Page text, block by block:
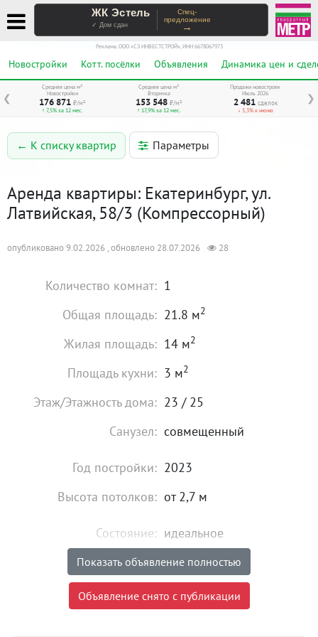
ЖК Эстель
✓ Дом сдан
Спец-
предложение
→
Реклама. ООО «СЗ ИНВЕСТСТРОЙ», ИНН 6678067973
Новостройки Котт. посёлки Объявления Динамика цен и
❮ ❯
Средняя цена м²
Новостройки
176 871 ₽/м²
↑ 7,5% за 12 мес.
Средняя цена м²
Вторичка
153 548 ₽/м²
↑ 17,9% за 12 мес.
Продажи новостроек
Июль 2026
2 481 сделок
↓ 5,3% к июню
← К списку квартир Параметры
Аренда квартиры: Екатеринбург, ул.
Латвийская, 58/3 (Компрессорный)
опубликовано 9.02.2026 , обновлено 28.07.2026 28
Количество комнат: 1
Общая площадь: 21.8 м2
Жилая площадь: 14 м2
Площадь кухни: 3 м2
Этаж/Этажность дома: 23 / 25
Санузел: совмещенный
Год постройки: 2023
Высота потолков: от 2,7 м
Состояние: идеальное
Мебель: есть
Цена: 18 000₽
Показать объявление полностью
Объявление снято с публикации